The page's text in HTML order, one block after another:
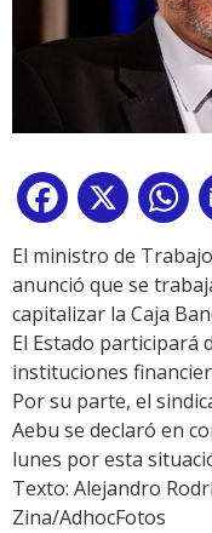
Facebook
X
El ministro de
anunció que se
capitalizar la Caja
El Estado participará
instituciones
Por su parte, el
Aebu se declaró en
lunes por esta
Texto: Alejandro
Zina/AdhocFotos